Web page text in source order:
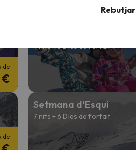
de
€
4 nits + 3 Dies de forfait
de
Setmana d'Esquí
7 nits + 6 Dies de forfait
Rebutjar